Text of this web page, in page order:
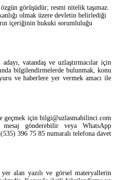
görüşüdür; resmi nitelik taşımaz.
olmak üzere devletin belirlediği
içeriğinin hukuki sorumluluğu
vatandaş ve uzlaştırmacılar için
bilgilendirmelerde bulunmak, konu
ve haberlere yer vermek amacı ile
geçmek için bilgi@uzlasmabilinci.com
gönderebilir veya WhatsApp
396 75 85 numaralı telefona davet
alan yazılı ve görsel materyallerin